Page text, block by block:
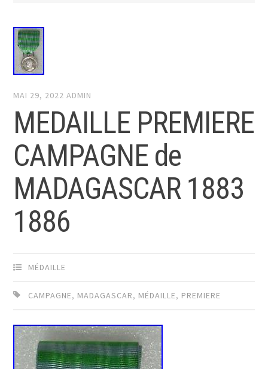
MAI 29, 2022 ADMIN
MEDAILLE PREMIERE
CAMPAGNE de
MADAGASCAR 1883
1886
MÉDAILLE
CAMPAGNE, MADAGASCAR, MÉDAILLE, PREMIERE